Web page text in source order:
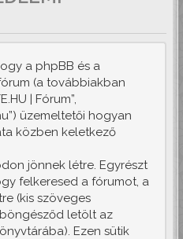
a phpBB és a
fórum (a továbbiakban
| Fórum”,
üzemeltetői hogyan
közben keletkező
jönnek létre. Egyrészt
felkeresed a fórumot, a
(kis szöveges
letölt az
Ezen sütik